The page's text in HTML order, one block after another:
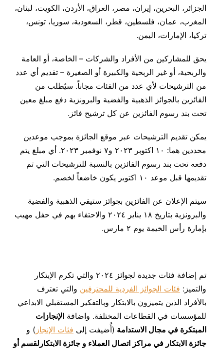
الجزائر، البحرين، إيران، مصر، العراق، الأردن، الكويت، لبنان،
المغرب، عمان، فلسطين، قطر، السعودية، سوريا، تونس،
تركيا، الإمارات، اليمن.
يحق للمشاركين من الأفراد والشركات – الخاصة، أو العامة
والربحية، أو غير الربحية والكبيرة أو الصغيرة – تقديم أي عدد
من الترشيحات لأي عدد من الفئات مجاناً. سيُطلب من
الفائزين بالجوائز الذهبية والفضية والبرونزية دفع مبلغ معين
تحت بند رسوم الفائزين عن كل ترشيح فائز.
يمكن تقديم الترشيحات عبر موقع الجائزة بموجب موعدين
محددين هما: ١٠ اكتوبر ۲٠۲٣ و٧ نوفمبر ۲٠۲٣. أي مبلغ يتم
دفعه تحت بند رسوم الفائزين بالنسبة للترشيحات التي تم
تقديمها قبل موعد ١٠ اكتوبر يكون خاضعاً لخصم.
سيتم الإعلان عن الفائزين بجوائز ستيفي الذهبية والفضية
والبرونزية بتاريخ ١٨ يناير ۲٠۲٤ والاحتفاء بهم في حفل مهيب
بإمارة رأس الخيمة يوم ٢ مارس.
تم إضافة فئات جديدة لجوائز ۲٠۲٤ والتي تكرم الإبتكار
والتميز: فئات الجوائز الفردية للمحترفين والتي تعترف
بالأفراد الذين يتميزون بالابتكار وبالتفكير المستقبلي الابداعي
للمؤسسات في القطاعات المختلفة. واضافة الإنجازات
المبتكرة في مجال الاستدامة (أُضيفت إلى فئات الإنجاز ) و
جائزة الابتكار في مراكز اتصال العملاء و جائزة الابتكارلقسم أو